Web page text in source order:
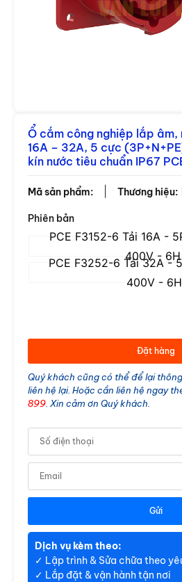
Ổ cắm công nghiệp lắp
16A – 32A, 5 cực
kín nước tiêu chuẩn IP67
Mã sản phẩm: Thương hiệu:
Phiên bản
PCE F3152-6 Tải 16A -
400V - 6H
PCE F3252-6 Tải 32A -
400V - 6H
Đặt hàng
Quý khách cũng có thể để lại
liên hệ lại. Hoặc cần liên hệ ngay
899. Xin cảm ơn Quý khách.
Gửi
Dịch vụ kèm theo:
✓ Lập trình & Sửa chữa theo
✓ Lắp đặt & vận hành tận nơi